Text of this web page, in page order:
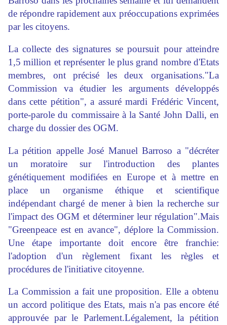
de répondre rapidement aux préoccupations exprimées
par les citoyens.
La collecte des signatures se poursuit pour atteindre
1,5 million et représenter le plus grand nombre d'Etats
membres, ont précisé les deux organisations."La
Commission va étudier les arguments développés
dans cette pétition", a assuré mardi Frédéric Vincent,
porte-parole du commissaire à la Santé John Dalli, en
charge du dossier des OGM.
La pétition appelle José Manuel Barroso a "décréter
un moratoire sur l'introduction des plantes
génétiquement modifiées en Europe et à mettre en
place un organisme éthique et scientifique
indépendant chargé de mener à bien la recherche sur
l'impact des OGM et déterminer leur régulation".Mais
"Greenpeace est en avance", déplore la Commission.
Une étape importante doit encore être franchie:
l'adoption d'un règlement fixant les règles et
procédures de l'initiative citoyenne.
La Commission a fait une proposition. Elle a obtenu
un accord politique des Etats, mais n'a pas encore été
approuvée par le Parlement.Légalement, la pétition